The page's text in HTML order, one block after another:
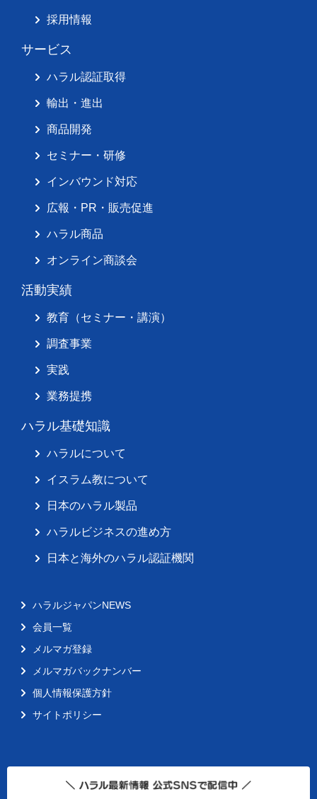
採用情報
サービス
ハラル認証取得
輸出・進出
商品開発
セミナー・研修
インバウンド対応
広報・PR・販売促進
ハラル商品
オンライン商談会
活動実績
教育（セミナー・講演）
調査事業
実践
業務提携
ハラル基礎知識
ハラルについて
イスラム教について
日本のハラル製品
ハラルビジネスの進め方
日本と海外のハラル認証機関
ハラルジャパンNEWS
会員一覧
メルマガ登録
メルマガバックナンバー
個人情報保護方針
サイトポリシー